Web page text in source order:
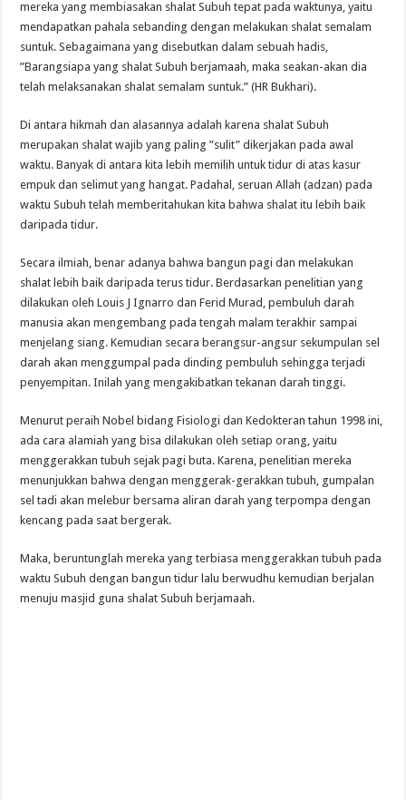
mereka yang membiasakan shalat Subuh tepat pada waktunya, yaitu
mendapatkan pahala sebanding dengan melakukan shalat semalam
suntuk. Sebagaimana yang disebutkan dalam sebuah hadis,
”Barangsiapa yang shalat Subuh berjamaah, maka seakan-akan dia
telah melaksanakan shalat semalam suntuk.” (HR Bukhari).
Di antara hikmah dan alasannya adalah karena shalat Subuh
merupakan shalat wajib yang paling ”sulit” dikerjakan pada awal
waktu. Banyak di antara kita lebih memilih untuk tidur di atas kasur
empuk dan selimut yang hangat. Padahal, seruan Allah (adzan) pada
waktu Subuh telah memberitahukan kita bahwa shalat itu lebih baik
daripada tidur.
Secara ilmiah, benar adanya bahwa bangun pagi dan melakukan
shalat lebih baik daripada terus tidur. Berdasarkan penelitian yang
dilakukan oleh Louis J Ignarro dan Ferid Murad, pembuluh darah
manusia akan mengembang pada tengah malam terakhir sampai
menjelang siang. Kemudian secara berangsur-angsur sekumpulan sel
darah akan menggumpal pada dinding pembuluh sehingga terjadi
penyempitan. Inilah yang mengakibatkan tekanan darah tinggi.
Menurut peraih Nobel bidang Fisiologi dan Kedokteran tahun 1998 ini,
ada cara alamiah yang bisa dilakukan oleh setiap orang, yaitu
menggerakkan tubuh sejak pagi buta. Karena, penelitian mereka
menunjukkan bahwa dengan menggerak-gerakkan tubuh, gumpalan
sel tadi akan melebur bersama aliran darah yang terpompa dengan
kencang pada saat bergerak.
Maka, beruntunglah mereka yang terbiasa menggerakkan tubuh pada
waktu Subuh dengan bangun tidur lalu berwudhu kemudian berjalan
menuju masjid guna shalat Subuh berjamaah.